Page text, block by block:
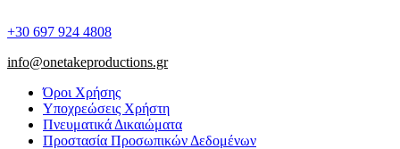
+30 697 924 4808
info@onetakeproductions.gr
Όροι Χρήσης
Υποχρεώσεις Χρήστη
Πνευματικά Δικαιώματα
Προστασία Προσωπικών Δεδομένων